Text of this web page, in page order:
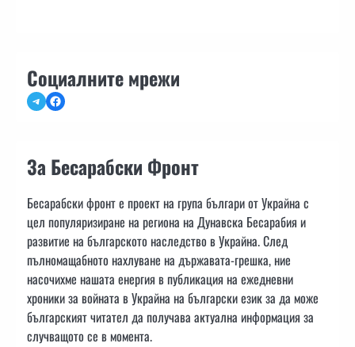
Социалните мрежи
TelegramFacebook
За Бесарабски Фронт
Бесарабски фронт е проект на група българи от Украйна с
цел популяризиране на региона на Дунавска Бесарабия и
развитие на българското наследство в Украйна. След
пълномащабното нахлуване на държавата-грешка, ние
насочихме нашата енергия в публикация на ежедневни
хроники за войната в Украйна на български език за да може
българският читател да получава актуална информация за
случващото се в момента.